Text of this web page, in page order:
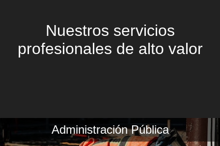
Nuestros servicios
profesionales de alto valor
Administración Pública